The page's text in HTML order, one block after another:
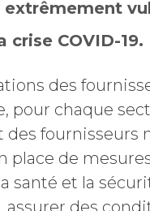
crise COVID-19.
des
pour chaque
des fournisseurs
place de
santé et la
assurer des